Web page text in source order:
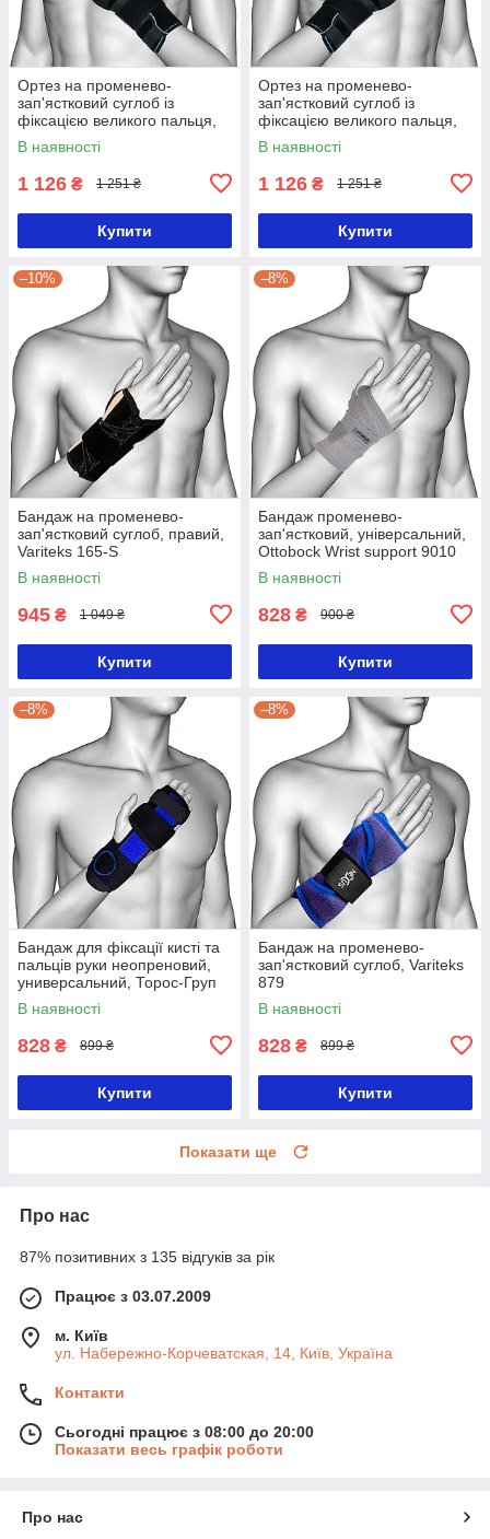
Ортез на променево-
зап'ястковий суглоб із
фіксацією великого пальця,
лівий, Алком 4065
В наявності
1 126 ₴ 1 251 ₴
Купити
Ортез на променево-
зап'ястковий суглоб із
фіксацією великого пальця,
правий, Алком 4065
В наявності
1 126 ₴ 1 251 ₴
Купити
–10%
Бандаж на променево-
зап'ястковий суглоб, правий,
Variteks 165-S
В наявності
945 ₴ 1 049 ₴
Купити
–8%
Бандаж променево-
зап'ястковий, універсальний,
Ottobock Wrist support 9010
В наявності
828 ₴ 900 ₴
Купити
–8%
Бандаж для фіксації кисті та
пальців руки неопреновий,
универсальний, Торос-Груп
556
В наявності
828 ₴ 899 ₴
Купити
–8%
Бандаж на променево-
зап'ястковий суглоб, Variteks
879
В наявності
828 ₴ 899 ₴
Купити
Показати ще
Про нас
87% позитивних з 135 відгуків за рік
Працює з 03.07.2009
м. Київ
ул. Набережно-Корчеватская, 14, Київ, Україна
Контакти
Сьогодні працює з 08:00 до 20:00
Показати весь графік роботи
Про нас